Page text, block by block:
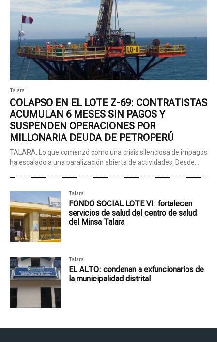
Talara
COLAPSO EN EL LOTE Z-69: CONTRATISTAS
ACUMULAN 6 MESES SIN PAGOS Y
SUSPENDEN OPERACIONES POR
MILLONARIA DEUDA DE PETROPERÚ
TALARA. Lo que comenzó como una crisis silenciosa de impagos
ha escalado a una paralización abierta de actividades. Desde...
Talara
FONDO SOCIAL LOTE VI: fortalecen
servicios de salud del centro de salud
del Minsa Talara
Talara
EL ALTO: condenan a exfuncionarios de
la municipalidad distrital